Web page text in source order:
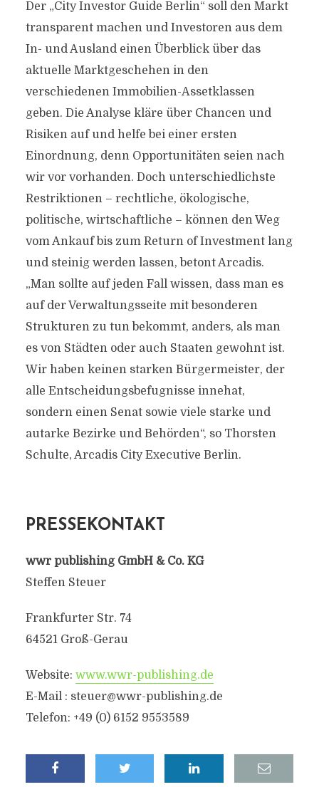
Der „City Investor Guide Berlin“ soll den Markt
transparent machen und Investoren aus dem
In- und Ausland einen Überblick über das
aktuelle Marktgeschehen in den
verschiedenen Immobilien-Assetklassen
geben. Die Analyse kläre über Chancen und
Risiken auf und helfe bei einer ersten
Einordnung, denn Opportunitäten seien nach
wir vor vorhanden. Doch unterschiedlichste
Restriktionen – rechtliche, ökologische,
politische, wirtschaftliche – können den Weg
vom Ankauf bis zum Return of Investment lang
und steinig werden lassen, betont Arcadis.
„Man sollte auf jeden Fall wissen, dass man es
auf der Verwaltungsseite mit besonderen
Strukturen zu tun bekommt, anders, als man
es von Städten oder auch Staaten gewohnt ist.
Wir haben keinen starken Bürgermeister, der
alle Entscheidungsbefugnisse innehat,
sondern einen Senat sowie viele starke und
autarke Bezirke und Behörden“, so Thorsten
Schulte, Arcadis City Executive Berlin.
PRESSEKONTAKT
wwr publishing GmbH & Co. KG
Steffen Steuer
Frankfurter Str. 74
64521 Groß-Gerau
Website: www.wwr-publishing.de
E-Mail : steuer@wwr-publishing.de
Telefon: +49 (0) 6152 9553589